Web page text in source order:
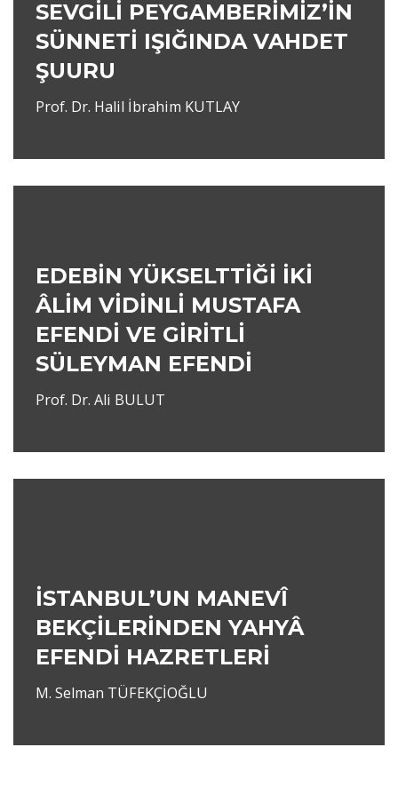
SEVGİLİ PEYGAMBERİMİZ’İN
SÜNNETİ IŞIĞINDA VAHDET
ŞUURU
Prof. Dr. Halil İbrahim KUTLAY
EDEBİN YÜKSELTTİĞİ İKİ
ÂLİM VİDİNLİ MUSTAFA
EFENDİ VE GİRİTLİ
SÜLEYMAN EFENDİ
Prof. Dr. Ali BULUT
İSTANBUL’UN MANEVÎ
BEKÇİLERİNDEN YAHYÂ
EFENDİ HAZRETLERİ
M. Selman TÜFEKÇİOĞLU